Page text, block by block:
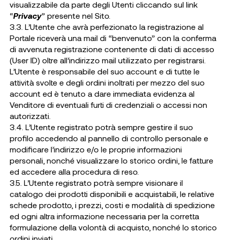
visualizzabile da parte degli Utenti cliccando sul link
“Privacy” presente nel Sito.
3.3. L’Utente che avrà perfezionato la registrazione al
Portale riceverà una mail di “benvenuto” con la conferma
di avvenuta registrazione contenente di dati di accesso
(User ID) oltre all’indirizzo mail utilizzato per registrarsi.
L’Utente è responsabile del suo account e di tutte le
attività svolte e degli ordini inoltrati per mezzo del suo
account ed è tenuto a dare immediata evidenza al
Venditore di eventuali furti di credenziali o accessi non
autorizzati.
3.4. L’Utente registrato potrà sempre gestire il suo
profilo accedendo al pannello di controllo personale e
modificare l’indirizzo e/o le proprie informazioni
personali, nonché visualizzare lo storico ordini, le fatture
ed accedere alla procedura di reso.
3.5. L’Utente registrato potrà sempre visionare il
catalogo dei prodotti disponibili e acquistabili, le relative
schede prodotto, i prezzi, costi e modalità di spedizione
ed ogni altra informazione necessaria per la corretta
formulazione della volontà di acquisto, nonché lo storico